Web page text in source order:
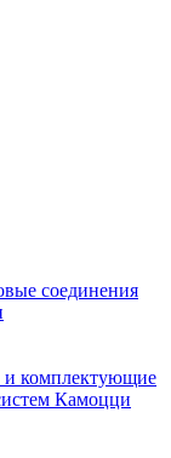
соединения
и комплектующие
Камоцци